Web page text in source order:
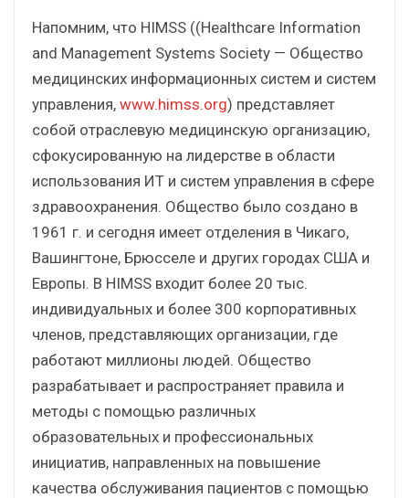
Напомним, что HIMSS ((Healthcare Information
and Management Systems Society — Общество
медицинских информационных систем и систем
управления, www.himss.org) представляет
собой отраслевую медицинскую организацию,
сфокусированную на лидерстве в области
использования ИТ и систем управления в сфере
здравоохранения. Общество было создано в
1961 г. и сегодня имеет отделения в Чикаго,
Вашингтоне, Брюсселе и других городах США и
Европы. В HIMSS входит более 20 тыс.
индивидуальных и более 300 корпоративных
членов, представляющих организации, где
работают миллионы людей. Общество
разрабатывает и распространяет правила и
методы с помощью различных
образовательных и профессиональных
инициатив, направленных на повышение
качества обслуживания пациентов с помощью